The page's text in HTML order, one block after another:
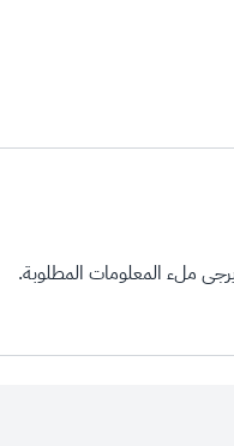
ملء المعلومات المطلوبة.